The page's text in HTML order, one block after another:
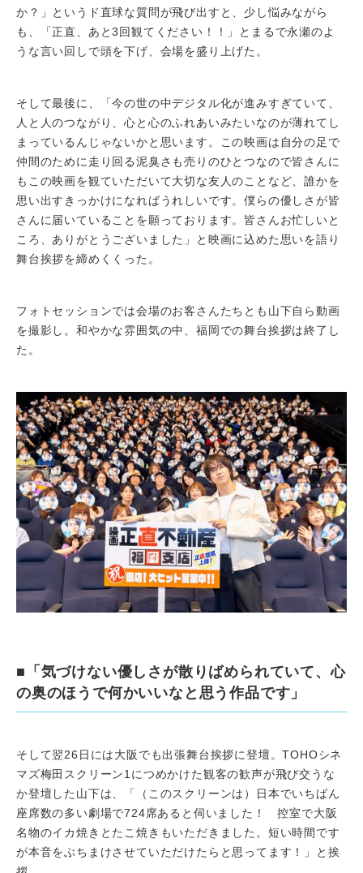
か？」というド直球な質問が飛び出すと、少し悩みながら
も、「正直、あと3回観てください！！」とまるで永瀬のよ
うな言い回しで頭を下げ、会場を盛り上げた。
そして最後に、「今の世の中デジタル化が進みすぎていて、
人と人のつながり、心と心のふれあいみたいなのが薄れてし
まっているんじゃないかと思います。この映画は自分の足で
仲間のために走り回る泥臭さも売りのひとつなので皆さんに
もこの映画を観ていただいて大切な友人のことなど、誰かを
思い出すきっかけになればうれしいです。僕らの優しさが皆
さんに届いていることを願っております。皆さんお忙しいと
ころ、ありがとうございました」と映画に込めた思いを語り
舞台挨拶を締めくくった。
フォトセッションでは会場のお客さんたちとも山下自ら動画
を撮影し。和やかな雰囲気の中、福岡での舞台挨拶は終了し
た。
■「気づけない優しさが散りばめられていて、心
の奥のほうで何かいいなと思う作品です」
そして翌26日には大阪でも出張舞台挨拶に登壇。TOHOシネ
マズ梅田スクリーン1につめかけた観客の歓声が飛び交うな
か登壇した山下は、「（このスクリーンは）日本でいちばん
座席数の多い劇場で724席あると伺いました！ 控室で大阪
名物のイカ焼きとたこ焼きもいただきました。短い時間です
が本音をぶちまけさせていただけたらと思ってます！」と挨